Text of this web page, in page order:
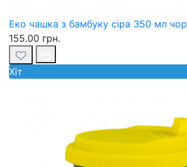
Еко чашка з бамбуку сіра 350 мл
155.00 грн.
Хiт